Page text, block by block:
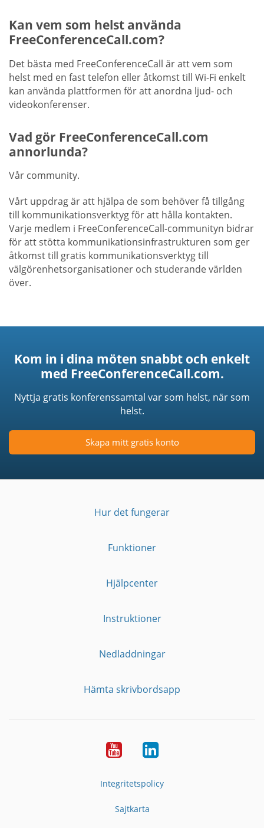
Kan vem som helst använda
FreeConferenceCall.com?
Det bästa med FreeConferenceCall är att vem som
helst med en fast telefon eller åtkomst till Wi-Fi enkelt
kan använda plattformen för att anordna ljud- och
videokonferenser.
Vad gör FreeConferenceCall.com
annorlunda?
Vår community.
Vårt uppdrag är att hjälpa de som behöver få tillgång
till kommunikationsverktyg för att hålla kontakten.
Varje medlem i FreeConferenceCall-communityn bidrar
för att stötta kommunikationsinfrastrukturen som ger
åtkomst till gratis kommunikationsverktyg till
välgörenhetsorganisationer och studerande världen
över.
Kom in i dina möten snabbt och enkelt
med FreeConferenceCall.com.
Nyttja gratis konferenssamtal var som helst, när som
helst.
Skapa mitt gratis konto
Hur det fungerar
Funktioner
Hjälpcenter
Instruktioner
Nedladdningar
Hämta skrivbordsapp
YouTubeLinkedIn
Integritetspolicy
Sajtkarta